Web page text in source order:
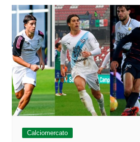
Calciomercato